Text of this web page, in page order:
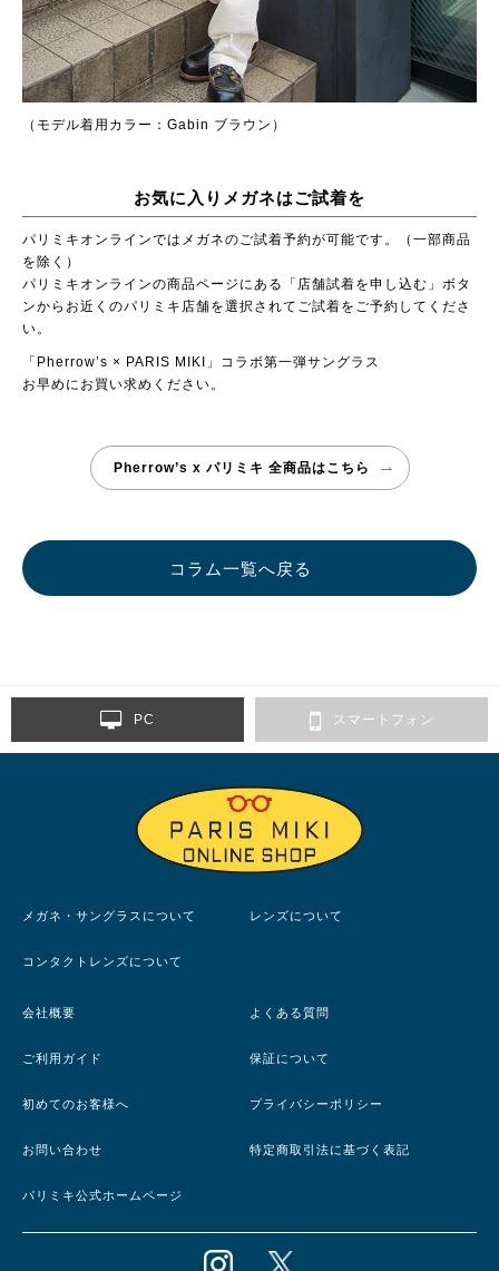
（モデル着用カラー：Gabin ブラウン）
お気に入りメガネはご試着を
パリミキオンラインではメガネのご試着予約が可能です。（一部商品
を除く）
パリミキオンラインの商品ページにある「店舗試着を申し込む」ボタ
ンからお近くのパリミキ店舗を選択されてご試着をご予約してくださ
い。
「Pherrow’s × PARIS MIKI」コラボ第一弾サングラス
お早めにお買い求めください。
Pherrow’s x パリミキ 全商品はこちら
コラム一覧へ戻る
PC スマートフォン
メガネ・サングラスについて レンズについて
コンタクトレンズについて
会社概要 よくある質問
ご利用ガイド 保証について
初めてのお客様へ プライバシーポリシー
お問い合わせ 特定商取引法に基づく表記
パリミキ公式ホームページ